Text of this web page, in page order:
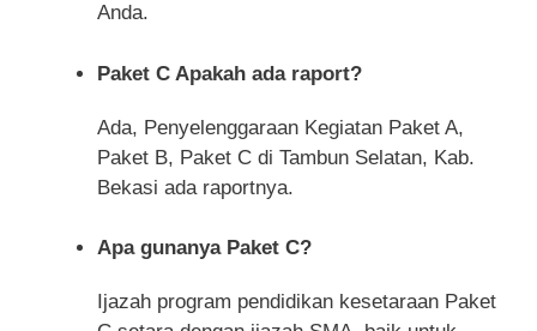
Anda.
Paket C Apakah ada raport?
Ada, Penyelenggaraan Kegiatan Paket A,
Paket B, Paket C di Tambun Selatan, Kab.
Bekasi ada raportnya.
Apa gunanya Paket C?
Ijazah program pendidikan kesetaraan Paket